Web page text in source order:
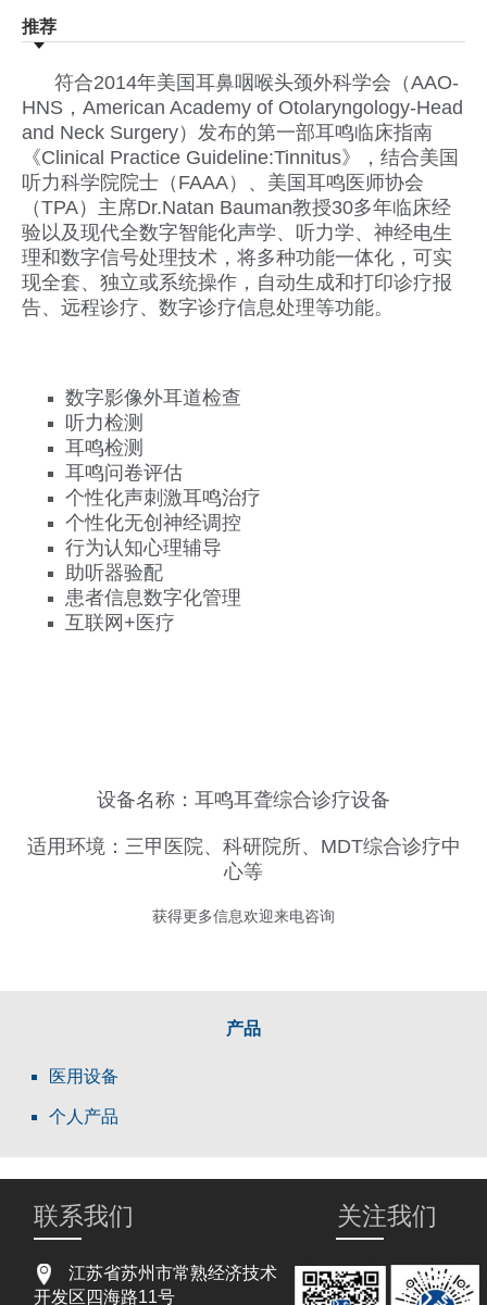
推荐
符合2014年美国耳鼻咽喉头颈外科学会（AAO-
HNS，American Academy of Otolaryngology-Head
and Neck Surgery）发布的第一部耳鸣临床指南
《Clinical Practice Guideline:Tinnitus》，结合美国
听力科学院院士（FAAA）、美国耳鸣医师协会
（TPA）主席Dr.Natan Bauman教授30多年临床经
验以及现代全数字智能化声学、听力学、神经电生
理和数字信号处理技术，将多种功能一体化，可实
现全套、独立或系统操作，自动生成和打印诊疗报
告、远程诊疗、数字诊疗信息处理等功能。
数字影像外耳道检查
听力检测
耳鸣检测
耳鸣问卷评估
个性化声刺激耳鸣治疗
个性化无创神经调控
行为认知心理辅导
助听器验配
患者信息数字化管理
互联网+医疗
设备名称：耳鸣耳聋综合诊疗设备
适用环境：三甲医院、科研院所、MDT综合诊疗中
心等
获得更多信息欢迎来电咨询
产品
医用设备
个人产品
联系我们
江苏省苏州市常熟经济技术
开发区四海路11号
关注我们